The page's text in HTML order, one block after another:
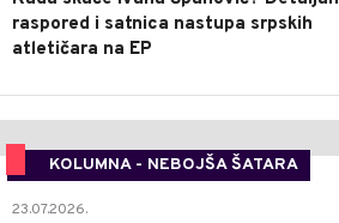
raspored i satnica nastupa srpskih
atletičara na EP
KOLUMNA - NEBOJŠA ŠATARA
23.07.2026.